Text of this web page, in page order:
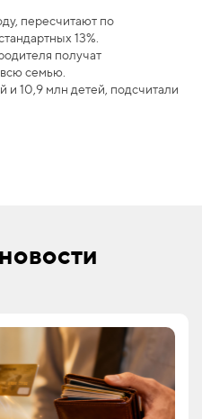
пересчитают по
13%.
получат
семью.
и 10,9 млн детей, подсчитали